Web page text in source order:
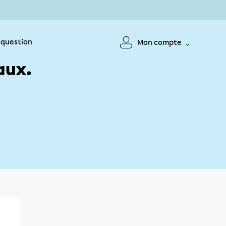
Mon compte